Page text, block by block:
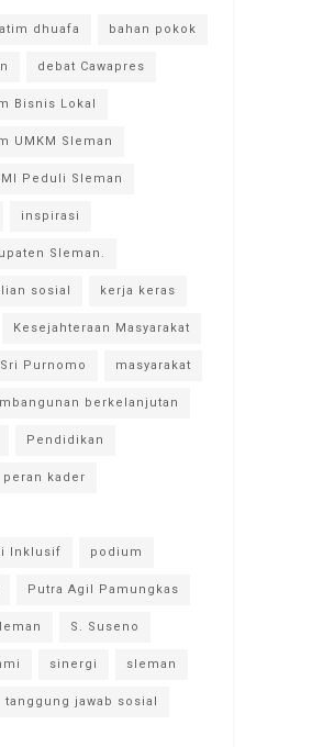
dhuafa bahan pokok
debat Cawapres
Bisnis Lokal
UMKM Sleman
Peduli Sleman
inspirasi
Sleman.
sosial kerja keras
Kesejahteraan Masyarakat
Purnomo masyarakat
berkelanjutan
Pendidikan
peran kader
Inklusif podium
Putra Agil Pamungkas
S. Suseno
sinergi sleman
tanggung jawab sosial